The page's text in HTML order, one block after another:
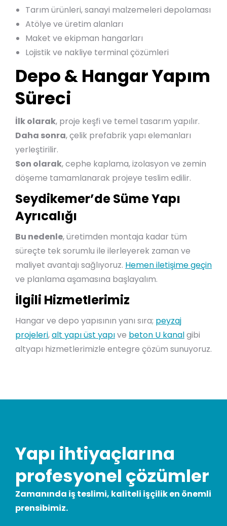
Tarım ürünleri, sanayi malzemeleri depolaması
Atölye ve üretim alanları
Maket ve ekipman hangarları
Lojistik ve nakliye terminal çözümleri
Depo & Hangar Yapım
Süreci
İlk olarak, proje keşfi ve temel tasarım yapılır.
Daha sonra, çelik prefabrik yapı elemanları
yerleştirilir.
Son olarak, cephe kaplama, izolasyon ve zemin
döşeme tamamlanarak projeye teslim edilir.
Seydikemer’de Süme Yapı
Ayrıcalığı
Bu nedenle, üretimden montaja kadar tüm
süreçte tek sorumlu ile ilerleyerek zaman ve
maliyet avantajı sağlıyoruz. Hemen iletişime geçin
ve planlama aşamasına başlayalım.
İlgili Hizmetlerimiz
Hangar ve depo yapısının yanı sıra; peyzaj
projeleri,alt yapı üst yapıve beton U kanalgibi
altyapı hizmetlerimizle entegre çözüm sunuyoruz.
Yapı ihtiyaçlarına
profesyonel çözümler
Zamanında iş teslimi, kaliteli işçilik en önemli
prensibimiz.